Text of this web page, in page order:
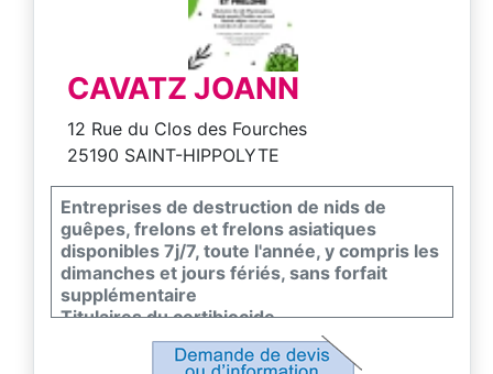
CAVATZ JOANN
12 Rue du Clos des Fourches
25190 SAINT-HIPPOLYTE
Entreprises de destruction de nids de
guêpes, frelons et frelons asiatiques
disponibles 7j/7, toute l'année, y compris les
dimanches et jours fériés, sans forfait
supplémentaire
Titulaires du certibiocide
En possession d’une responsabilité civile
professionnel